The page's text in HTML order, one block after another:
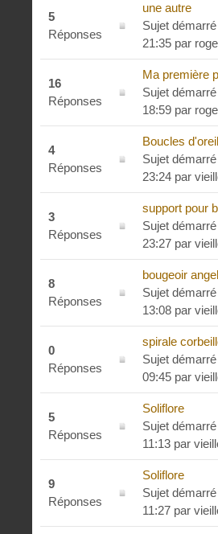
5
Réponses
une autre
Sujet
21:35 par
16
Réponses
Ma première
Sujet
18:59 par
4
Réponses
Boucles
Sujet
23:24 par
3
Réponses
support pour
Sujet
23:27 par
8
Réponses
bougeoir
Sujet
13:08 par
0
Réponses
spirale
Sujet
09:45 par
5
Réponses
Soliflore
Sujet
11:13 par
9
Réponses
Soliflore
Sujet
11:27 par